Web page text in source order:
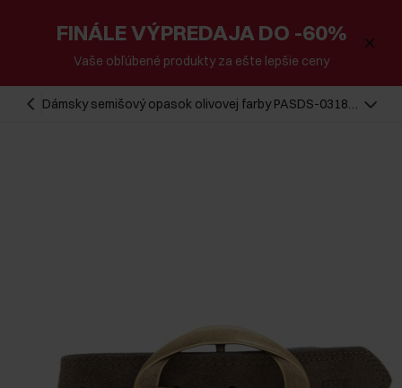
FINÁLE VÝPREDAJA DO -60%
Vaše obľúbené produkty za ešte lepšie ceny
Dámsky semišový opasok olivovej farby PASDS-0318-